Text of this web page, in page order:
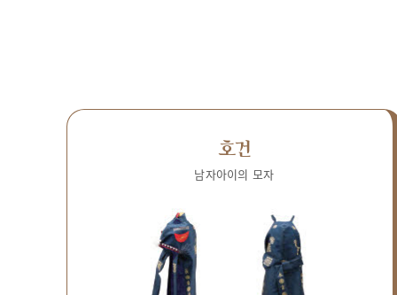
호건
남자아이의 모자